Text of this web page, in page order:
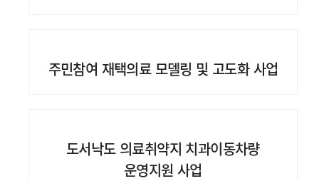
주민참여 재택의료 모델링 및 고도화 사업
도서낙도 의료취약지 치과이동차량
운영지원 사업